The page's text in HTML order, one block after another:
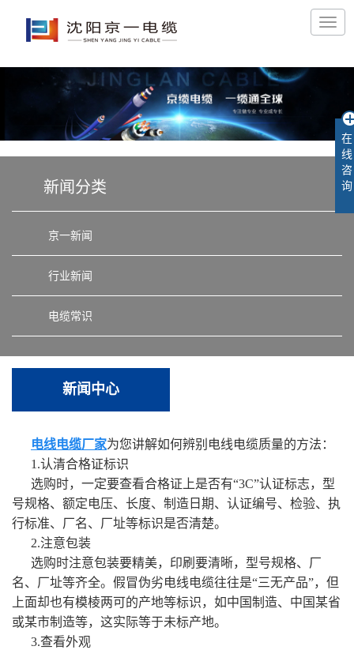
新闻分类
京一新闻
行业新闻
电缆常识
新闻中心
电线电缆厂家为您讲解如何辨别电线电缆质量的方法：
1.认清合格证标识
选购时，一定要查看合格证上是否有“3C”认证标志，型
号规格、额定电压、长度、制造日期、认证编号、检验、执
行标准、厂名、厂址等标识是否清楚。
2.注意包装
选购时注意包装要精美，印刷要清晰，型号规格、厂
名、厂址等齐全。假冒伪劣电线电缆往往是“三无产品”，但
上面却也有模棱两可的产地等标识，如中国制造、中国某省
或某市制造等，这实际等于未标产地。
3.查看外观
在
线
咨
询